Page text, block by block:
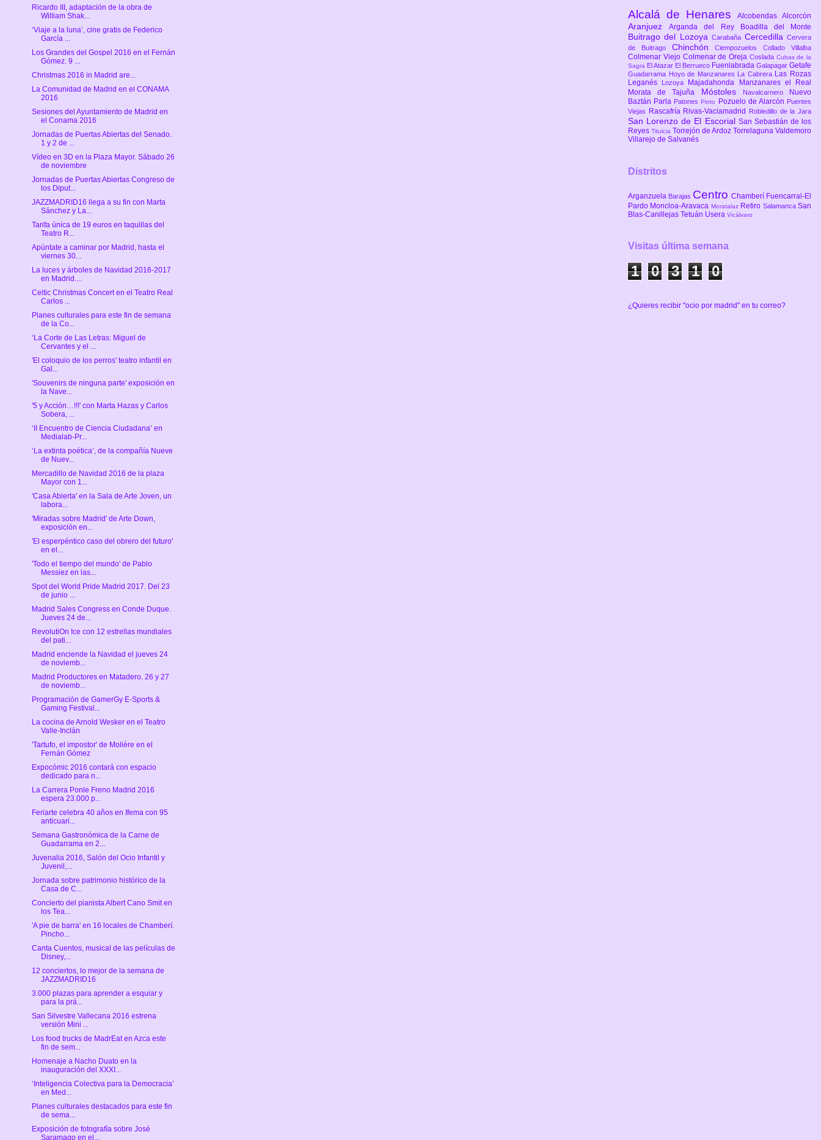
Ricardo III, adaptación de la obra de
William Shak...
‘Viaje a la luna’, cine gratis de Federico
García ...
Los Grandes del Gospel 2016 en el Fernán
Gómez. 9 ...
Christmas 2016 in Madrid are...
La Comunidad de Madrid en el CONAMA
2016
Sesiones del Ayuntamiento de Madrid en
el Conama 2016
Jornadas de Puertas Abiertas del Senado.
1 y 2 de ...
Vídeo en 3D en la Plaza Mayor. Sábado 26
de noviembre
Jornadas de Puertas Abiertas Congreso de
los Diput...
JAZZMADRID16 llega a su fin con Marta
Sánchez y La...
Tarifa única de 19 euros en taquillas del
Teatro R...
Apúntate a caminar por Madrid, hasta el
viernes 30...
La luces y árboles de Navidad 2016-2017
en Madrid....
Celtic Christmas Concert en el Teatro Real
Carlos ...
Planes culturales para este fin de semana
de la Co...
‘La Corte de Las Letras: Miguel de
Cervantes y el ...
'El coloquio de los perros' teatro infantil en
Gal...
'Souvenirs de ninguna parte' exposición en
la Nave...
'5 y Acción…!!!' con Marta Hazas y Carlos
Sobera, ...
‘II Encuentro de Ciencia Ciudadana’ en
Medialab-Pr...
‘La extinta poética’, de la compañía Nueve
de Nuev...
Mercadillo de Navidad 2016 de la plaza
Mayor con 1...
'Casa Abierta' en la Sala de Arte Joven, un
labora...
'Miradas sobre Madrid' de Arte Down,
exposición en...
'El esperpéntico caso del obrero del futuro'
en el...
'Todo el tiempo del mundo' de Pablo
Messiez en las...
Spot del World Pride Madrid 2017. Del 23
de junio ...
Madrid Sales Congress en Conde Duque.
Jueves 24 de...
RevolutiOn Ice con 12 estrellas mundiales
del pati...
Madrid enciende la Navidad el jueves 24
de noviemb...
Madrid Productores en Matadero. 26 y 27
de noviemb...
Programación de GamerGy E-Sports &
Gaming Festival...
La cocina de Arnold Wesker en el Teatro
Valle-Inclán
'Tartufo, el impostor' de Molière en el
Fernán Gómez
Expocómic 2016 contará con espacio
dedicado para n...
La Carrera Ponle Freno Madrid 2016
espera 23.000 p...
Feriarte celebra 40 años en Ifema con 95
anticuari...
Semana Gastronómica de la Carne de
Guadarrama en 2...
Juvenalia 2016, Salón del Ocio Infantil y
Juvenil,...
Jornada sobre patrimonio histórico de la
Casa de C...
Concierto del pianista Albert Cano Smit en
los Tea...
'A pie de barra' en 16 locales de Chamberí.
Pincho...
Canta Cuentos, musical de las películas de
Disney,...
12 conciertos, lo mejor de la semana de
JAZZMADRID16
3.000 plazas para aprender a esquiar y
para la prá...
San Silvestre Vallecana 2016 estrena
versión Mini ...
Los food trucks de MadrEat en Azca este
fin de sem...
Homenaje a Nacho Duato en la
inauguración del XXXI...
‘Inteligencia Colectiva para la Democracia’
en Med...
Planes culturales destacados para este fin
de sema...
Exposición de fotografía sobre José
Saramago en el...
Alcalá de Henares Alcobendas Alcorcón
AranjuezArganda del Rey Boadilla del Monte
Buitrago del LozoyaCarabaña CercedillaCervera
de Buitrago ChinchónCiempozuelosCollado Villalba
Colmenar Viejo Colmenar de Oreja Coslada Cubas de la
Sagra El Atazar El Berrueco Fuenlabrada Galapagar Getafe
Guadarrama Hoyo de Manzanares La Cabrera Las Rozas
Leganés
Lozoya Majadahonda
Manzanares el Real
Morata de Tajuña Móstoles Navalcarnero
Nuevo
Baztán Parla PatonesPinto Pozuelo de Alarcón Puentes
Viejas
Rascafría Rivas-Vaciamadrid Robledillo de la Jara
San Lorenzo de El Escorial San Sebastián de los
Reyes Titulcia Torrejón de Ardoz Torrelaguna Valdemoro
Villarejo de Salvanés
Distritos
Arganzuela Barajas Centro Chamberí Fuencarral-El
Pardo Moncloa-Aravaca Moratalaz Retiro SalamancaSan
Blas-Canillejas Tetuán Usera Vicálvaro
Visitas última semana
1 0 3 1 0
¿Quieres recibir "ocio por madrid" en tu correo?